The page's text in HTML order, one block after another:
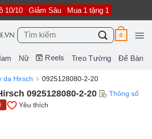
10/10 Giảm Sâu Mua 1 tặng 1
Tìm
kiếm:
0
Nữ Reels Treo Tường Để Bàn
da Hirsch 0925128080-2-20
0925128080-2-20
Thông số
Yêu thích